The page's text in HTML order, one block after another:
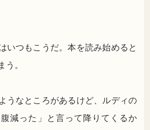
いつもこうだ。本を読み始めると
う。
うなところがあるけど、ルディの
減った」と言って降りてくるか